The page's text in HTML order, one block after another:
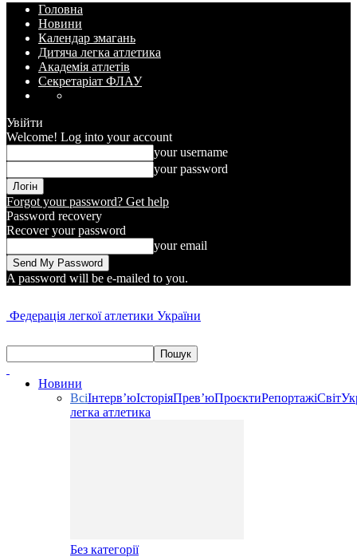
Головна
Новини
Календар змагань
Дитяча легка атлетика
Академія атлетів
Секретаріат ФЛАУ
Увійти
Welcome! Log into your account
your username
your password
Forgot your password? Get help
Password recovery
Recover your password
your email
A password will be e-mailed to you.
Федерація легкої атлетики України
Новини
ВсіІнтерв’юІсторіяПрев’юПроєктиРепортажіСвіт
легка атлетика
Без категорії